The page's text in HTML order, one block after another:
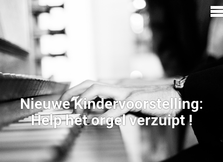
Nieuwe Kindervoorstelling:
Help het orgel verzuipt !